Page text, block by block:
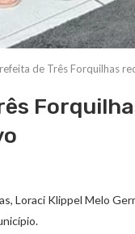
de Três Forquilhas
Loraci Klippel Melo